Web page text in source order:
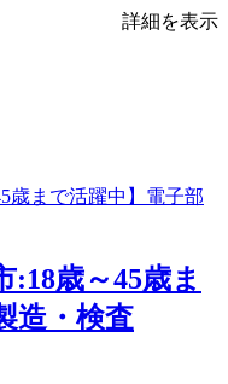
詳細を表示
:18歳～45歳ま
造・検査